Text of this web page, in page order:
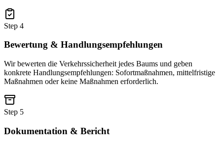
Step 4
Bewertung & Handlungsempfehlungen
Wir bewerten die Verkehrssicherheit jedes Baums und geben
konkrete Handlungsempfehlungen: Sofortmaßnahmen, mittelfristige
Maßnahmen oder keine Maßnahmen erforderlich.
Step 5
Dokumentation & Bericht